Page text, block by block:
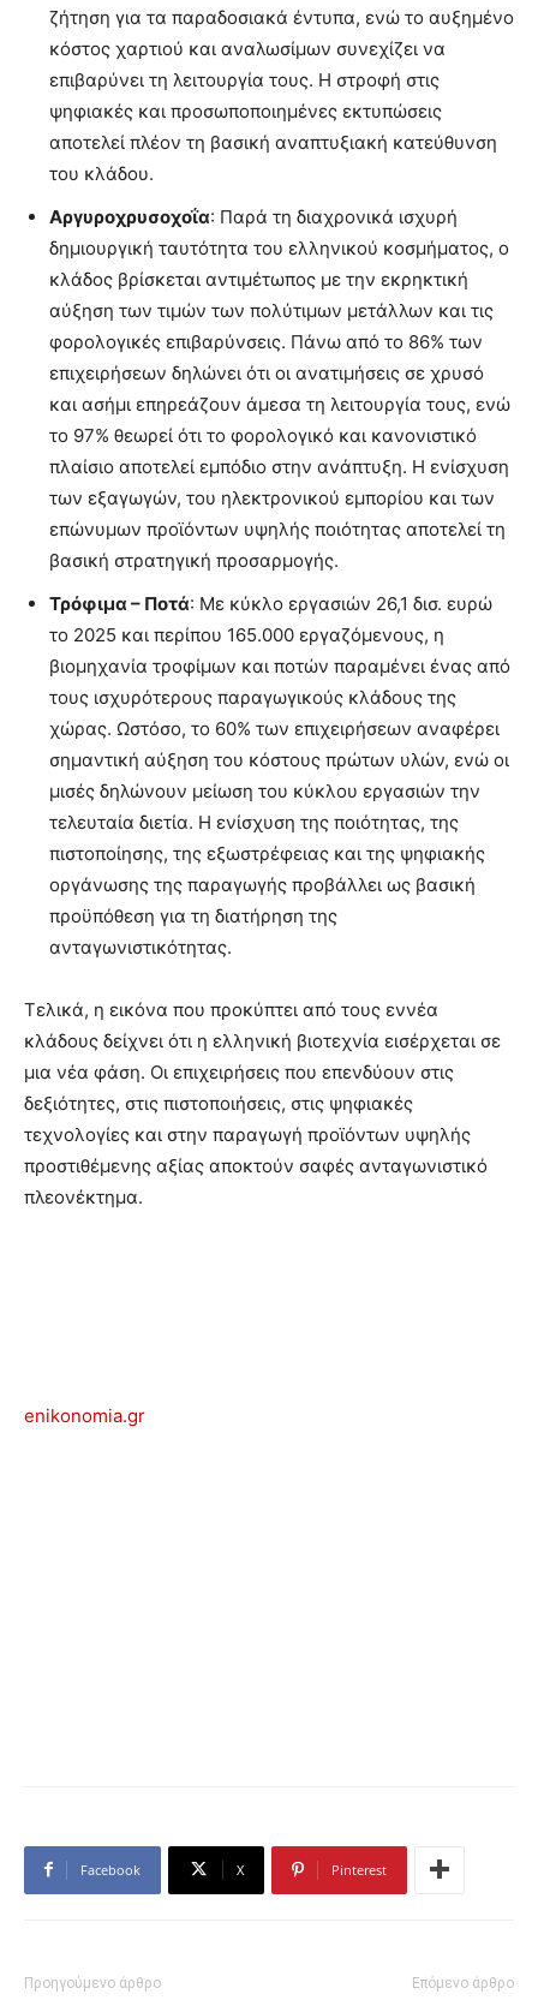
ζήτηση για τα παραδοσιακά έντυπα, ενώ το αυξημένο
κόστος χαρτιού και αναλωσίμων συνεχίζει να
επιβαρύνει τη λειτουργία τους. Η στροφή στις
ψηφιακές και προσωποποιημένες εκτυπώσεις
αποτελεί πλέον τη βασική αναπτυξιακή κατεύθυνση
του κλάδου.
Αργυροχρυσοχοΐα: Παρά τη διαχρονικά ισχυρή
δημιουργική ταυτότητα του ελληνικού κοσμήματος, ο
κλάδος βρίσκεται αντιμέτωπος με την εκρηκτική
αύξηση των τιμών των πολύτιμων μετάλλων και τις
φορολογικές επιβαρύνσεις. Πάνω από το 86% των
επιχειρήσεων δηλώνει ότι οι ανατιμήσεις σε χρυσό
και ασήμι επηρεάζουν άμεσα τη λειτουργία τους, ενώ
το 97% θεωρεί ότι το φορολογικό και κανονιστικό
πλαίσιο αποτελεί εμπόδιο στην ανάπτυξη. Η ενίσχυση
των εξαγωγών, του ηλεκτρονικού εμπορίου και των
επώνυμων προϊόντων υψηλής ποιότητας αποτελεί τη
βασική στρατηγική προσαρμογής.
Τρόφιμα – Ποτά: Με κύκλο εργασιών 26,1 δισ. ευρώ
το 2025 και περίπου 165.000 εργαζόμενους, η
βιομηχανία τροφίμων και ποτών παραμένει ένας από
τους ισχυρότερους παραγωγικούς κλάδους της
χώρας. Ωστόσο, το 60% των επιχειρήσεων αναφέρει
σημαντική αύξηση του κόστους πρώτων υλών, ενώ οι
μισές δηλώνουν μείωση του κύκλου εργασιών την
τελευταία διετία. Η ενίσχυση της ποιότητας, της
πιστοποίησης, της εξωστρέφειας και της ψηφιακής
οργάνωσης της παραγωγής προβάλλει ως βασική
προϋπόθεση για τη διατήρηση της
ανταγωνιστικότητας.
Τελικά, η εικόνα που προκύπτει από τους εννέα
κλάδους δείχνει ότι η ελληνική βιοτεχνία εισέρχεται σε
μια νέα φάση. Οι επιχειρήσεις που επενδύουν στις
δεξιότητες, στις πιστοποιήσεις, στις ψηφιακές
τεχνολογίες και στην παραγωγή προϊόντων υψηλής
προστιθέμενης αξίας αποκτούν σαφές ανταγωνιστικό
πλεονέκτημα.
enikonomia.gr
Facebook X Pinterest
Προηγούμενο άρθρο Επόμενο άρθρο